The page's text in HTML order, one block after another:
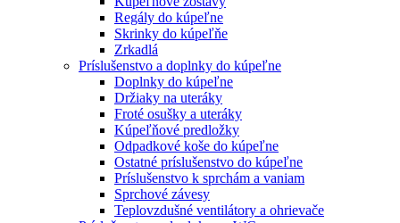
Regály do kúpeľne
Skrinky do kúpeľňe
Zrkadlá
Príslušenstvo a doplnky do kúpeľne
Doplnky do kúpeľne
Držiaky na uteráky
Froté osušky a uteráky
Kúpeľňové predložky
Odpadkové koše do kúpeľne
Ostatné príslušenstvo do kúpeľne
Príslušenstvo k sprchám a vaniam
Sprchové závesy
Teplovzdušné ventilátory a ohrievače